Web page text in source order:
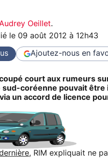
Audrey Oeillet.
le 09 août 2012 à 12h43
Ajoutez-nous en
court aux rumeurs
sud-coréenne pouvait être
un accord de licence
, RIM expliquait ne